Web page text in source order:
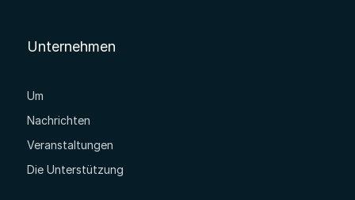
Unternehmen
Um
Nachrichten
Veranstaltungen
Die Unterstützung